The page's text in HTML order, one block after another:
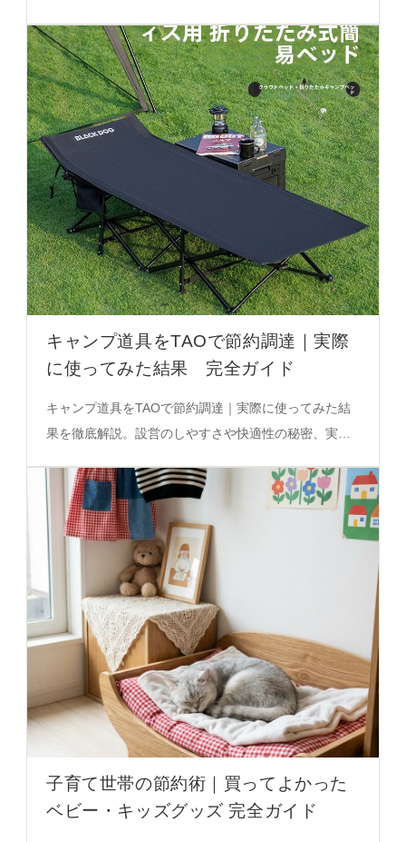
キャンプ道具をTAOで節約調達｜実際
に使ってみた結果 完全ガイド
キャンプ道具をTAOで節約調達｜実際に使ってみた結
果を徹底解説。設営のしやすさや快適性の秘密、実際
子育て世帯の節約術｜買ってよかった
ベビー・キッズグッズ 完全ガイド